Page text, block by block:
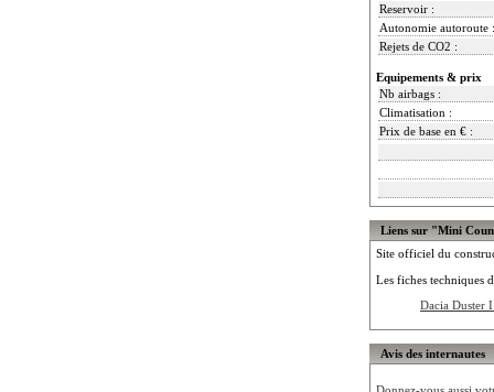
Reservoir :
Autonomie autoroute :
Rejets de CO2 :
Equipements & prix
Nb airbags :
Climatisation :
Prix de base en € :
Liens sur "Mini
Site officiel du
Les fiches techniques
Dacia Duster
Avis des internautes